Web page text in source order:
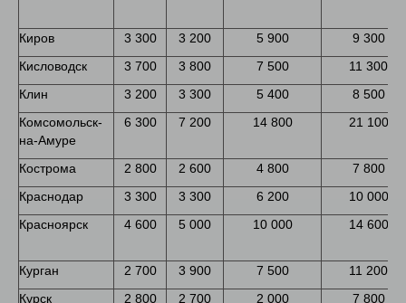
Киров 3 300 3 200 5 900
9 300
Кисловодск
3 700 3 800 7 500
11 300
Клин
3 200 3 300 5 400
8 500
Комсомольск-
на-Амуре
6 300 7 200 14 800 21 100
Кострома 2 800 2 600 4 800
7 800
Краснодар
3 300 3 300 6 200
10 000
Красноярск
4 600 5 000 10 000 14 600
Курган 2 700 3 900 7 500
11 200
Курск
2 800 2 700 2 000 7 800